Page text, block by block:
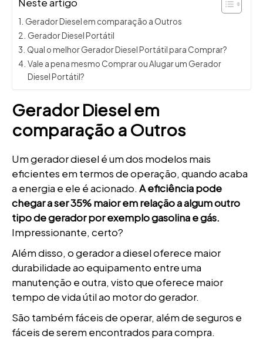
Neste artigo
Gerador Diesel em comparação a Outros
Gerador Diesel Portátil
Qual o melhor Gerador Diesel Portátil para Comprar?
Vale a pena mesmo Comprar ou Alugar um Gerador
Diesel Portátil?
Gerador Diesel em
comparação a Outros
Um gerador diesel é um dos modelos mais
eficientes em termos de operação, quando acaba
a energia e ele é acionado. A eficiência pode
chegar a ser 35% maior em relação a algum outro
tipo de gerador por exemplo gasolina e gás.
Impressionante, certo?
Além disso, o gerador a diesel oferece maior
durabilidade ao equipamento entre uma
manutenção e outra, visto que oferece maior
tempo de vida útil ao motor do gerador.
São também fáceis de operar, além de seguros e
fáceis de serem encontrados para compra.